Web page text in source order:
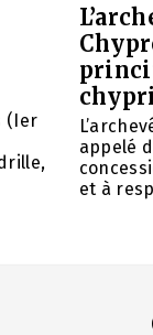
(Ier
appelé
et à